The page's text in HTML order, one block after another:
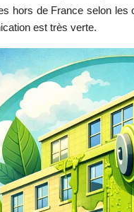
hors de France selon les
est très verte.